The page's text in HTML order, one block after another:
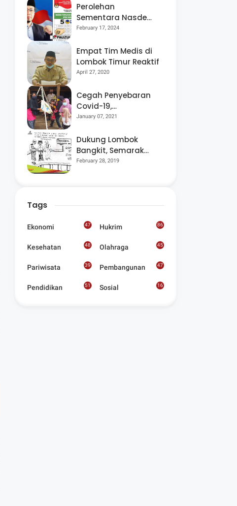
Menggelorakan
Kemerdekaan
Perolehan
Sementara Nasdem
Lobar Tertinggi,
Berpeluang “Rebut”
Kursi Dapil 3
February 17, 2024
Empat Tim Medis di
Lombok Timur Reaktif
April 27, 2020
Cegah Penyebaran
Covid-19,
Bhabinkamtibmas
Kegiatan Posyandu
January 07, 2021
Dukung Lombok
Bangkit, Semarak
Pesta Rakyat
Seniman Di Lombok
February 28, 2019
Tags
Ekonomi 47 Hukrim 86
Kesehatan 48 Olahraga 45
Pariwisata 39 Pembangunan 47
Pendidikan 51 Sosial
16